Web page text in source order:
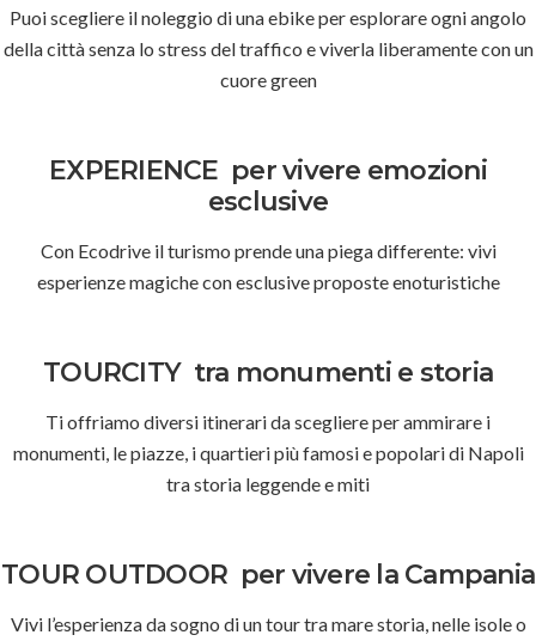
Puoi scegliere il noleggio di una ebike per esplorare ogni angolo
della città senza lo stress del traffico e viverla liberamente con un
cuore green
EXPERIENCE per vivere emozioni
esclusive
Con Ecodrive il turismo prende una piega differente: vivi
esperienze magiche con esclusive proposte enoturistiche
TOURCITY tra monumenti e storia
Ti offriamo diversi itinerari da scegliere per ammirare i
monumenti, le piazze, i quartieri più famosi e popolari di Napoli
tra storia leggende e miti
TOUR OUTDOOR per vivere la Campania
Vivi l’esperienza da sogno di un tour tra mare storia, nelle isole o